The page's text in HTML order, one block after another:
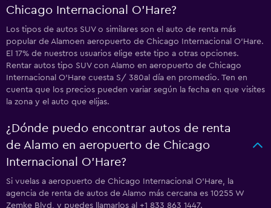
Chicago Internacional O'Hare?
Los tipos de autos SUV o similares son el auto de renta más
popular de Alamoen aeropuerto de Chicago Internacional O'Hare.
El 17% de nuestros usuarios elige este tipo a otras opciones.
Rentar autos tipo SUV con Alamo en aeropuerto de Chicago
Internacional O'Hare cuesta S/ 380al día en promedio. Ten en
cuenta que los precios pueden variar según la fecha en que visites
la zona y el auto que elijas.
¿Dónde puedo encontrar autos de renta
de Alamo en aeropuerto de Chicago
Internacional O'Hare?
Si vuelas a aeropuerto de Chicago Internacional O'Hare, la
agencia de renta de autos de Alamo más cercana es 10255 W
Zemke Blvd, y puedes llamarlos al +1 833 863 1447.